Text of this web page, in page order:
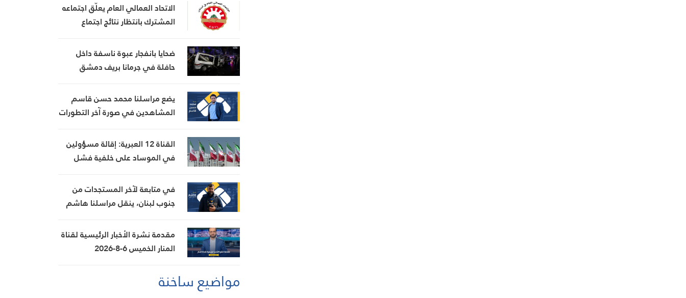
الاتحاد العمالي العام يعلّق اجتماعه
المشترك بانتظار نتائج اجتماع
ضحايا بانفجار عبوة ناسفة داخل
حافلة في جرمانا بريف دمشق
يضع مراسلنا محمد حسن قاسم
المشاهدين في صورة آخر التطورات
المستجدات على الساحتين
السياسية والميدانية، إلى جانب
المواقف الرسمية وأبرز التطورات
والإقليمي
القناة 12 العبرية: إقالة مسؤولين
في الموساد على خلفية فشل
في متابعة لآخر المستجدات من
جنوب لبنان، ينقل مراسلنا هاشم
الميدانية
مقدمة نشرة الأخبار الرئيسية لقناة
المنار الخميس 6-8-2026
مواضيع ساخنة